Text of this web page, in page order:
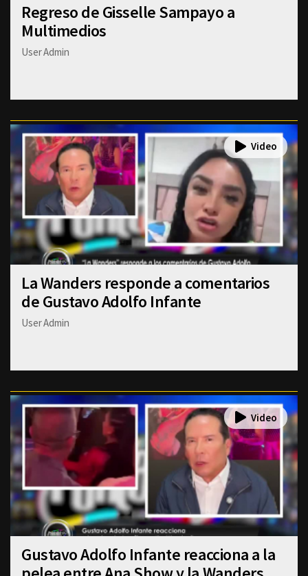
Regreso de Gisselle Sampayo a
Multimedios
User Admin
La Wanders responde a comentarios
de Gustavo Adolfo Infante
User Admin
Gustavo Adolfo Infante reacciona a la